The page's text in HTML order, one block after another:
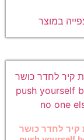
במוצר
לחדר כושר